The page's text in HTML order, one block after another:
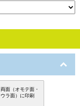
両面（オモテ面・
ウラ面）に印刷